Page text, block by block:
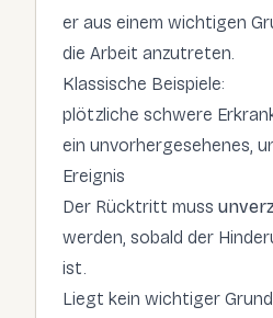
er aus einem wichtigen
die Arbeit anzutreten.
Klassische Beispiele:
plötzliche schwere
ein unvorhergesehenes,
Ereignis
Der Rücktritt muss
werden, sobald der
ist.
Liegt kein wichtiger